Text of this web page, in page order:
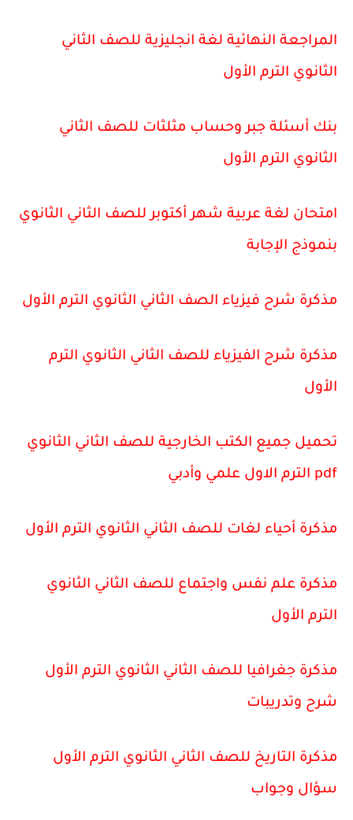
المراجعة النهائية لغة انجليزية للصف الثاني
الثانوي الترم الأول
بنك أسئلة جبر وحساب مثلثات للصف الثاني
الثانوي الترم الأول
امتحان لغة عربية شهر أكتوبر للصف الثاني الثانوي
بنموذج الإجابة
مذكرة شرح فيزياء الصف الثاني الثانوي الترم الأول
مذكرة شرح الفيزياء للصف الثاني الثانوي الترم
الأول
تحميل جميع الكتب الخارجية للصف الثاني الثانوي
pdf الترم الاول علمي وأدبي
مذكرة أحياء لغات للصف الثاني الثانوي الترم الأول
مذكرة علم نفس واجتماع للصف الثاني الثانوي
الترم الأول
مذكرة جغرافيا للصف الثاني الثانوي الترم الأول
شرح وتدريبات
مذكرة التاريخ للصف الثاني الثانوي الترم الأول
سؤال وجواب